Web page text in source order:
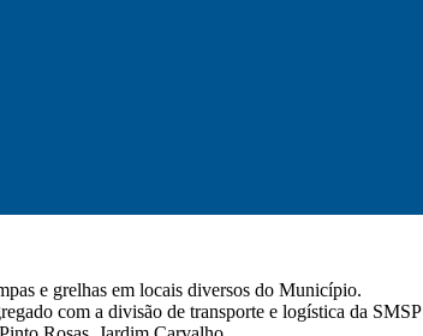
e grelhas em locais diversos do Município.
com a divisão de transporte e logística da SMSP